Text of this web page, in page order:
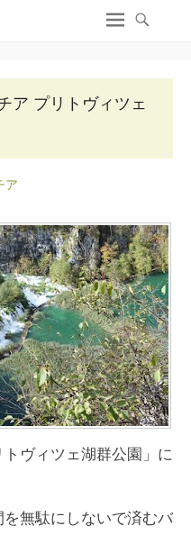
ア プリトヴィツェ
ア
ヴィツェ湖群公園」に
無駄にしないで済むバ